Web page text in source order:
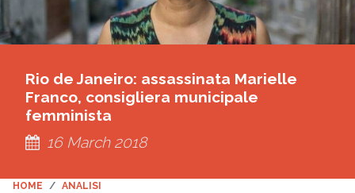
Rio de Janeiro: assassinata Marielle
Franco, consigliera municipale
femminista
16 March 2018
HOME
ANALISI